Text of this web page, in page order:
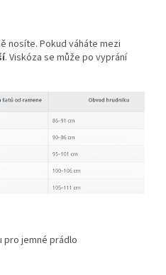
nosíte. Pokud váháte mezi
. Viskóza se může po vyprání
pro jemné prádlo